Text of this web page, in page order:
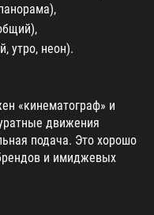
утро, неон).
«кинематограф» и
движения
подача. Это хорошо
и имиджевых